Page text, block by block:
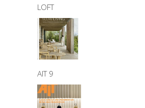
LOFT
AIT 9